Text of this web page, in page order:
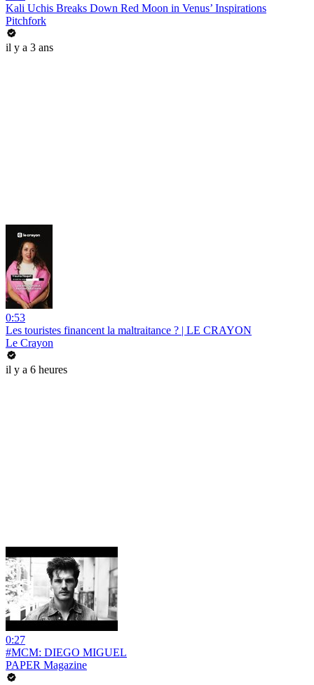
Kali Uchis Breaks Down Red Moon in Venus’ Inspirations
Pitchfork
il y a 3 ans
0:53
Les touristes financent la maltraitance ? | LE CRAYON
Le Crayon
il y a 6 heures
0:27
#MCM: DIEGO MIGUEL
PAPER Magazine